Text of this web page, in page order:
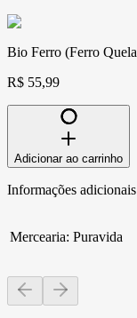
Bio Ferro (Ferro
R$ 55,99
Adicionar ao carrinho
Informações adicionais
Mercearia: Puravida